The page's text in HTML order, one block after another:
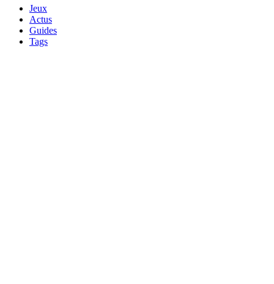
Jeux
Actus
Guides
Tags